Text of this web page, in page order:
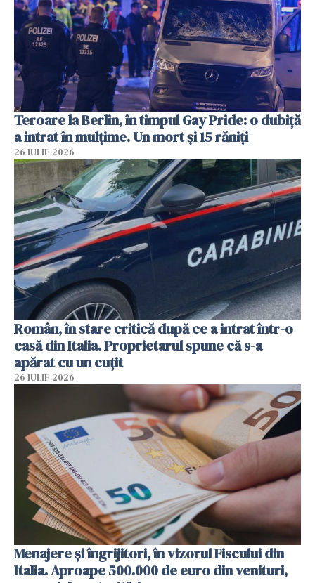
Teroare la Berlin, în timpul Gay Pride: o dubiță
a intrat în mulțime. Un mort și 15 răniți
26 IULIE 2026
Român, în stare critică după ce a intrat într-o
casă din Italia. Proprietarul spune că s-a
apărat cu un cuțit
26 IULIE 2026
Menajere și îngrijitori, în vizorul Fiscului din
Italia. Aproape 500.000 de euro din venituri,